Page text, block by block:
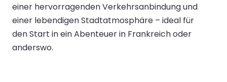
einer hervorragenden Verkehrsanbindung und
einer lebendigen Stadtatmosphäre – ideal für
den Start in ein Abenteuer in Frankreich oder
anderswo.